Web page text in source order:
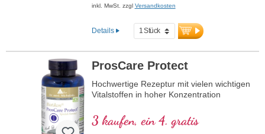
inkl. MwSt. zzgl Versandkosten
Details
ProsCare Protect
Hochwertige Rezeptur mit vielen wichtigen
Vitalstoffen in hoher Konzentration
3 kaufen, ein 4. gratis